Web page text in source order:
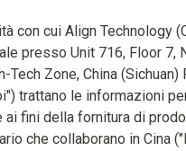
con cui Align Technology
presso Unit 716, Floor 7,
Zone, China (Sichuan)
trattano le informazioni
fini della fornitura di
che collaborano in Cina